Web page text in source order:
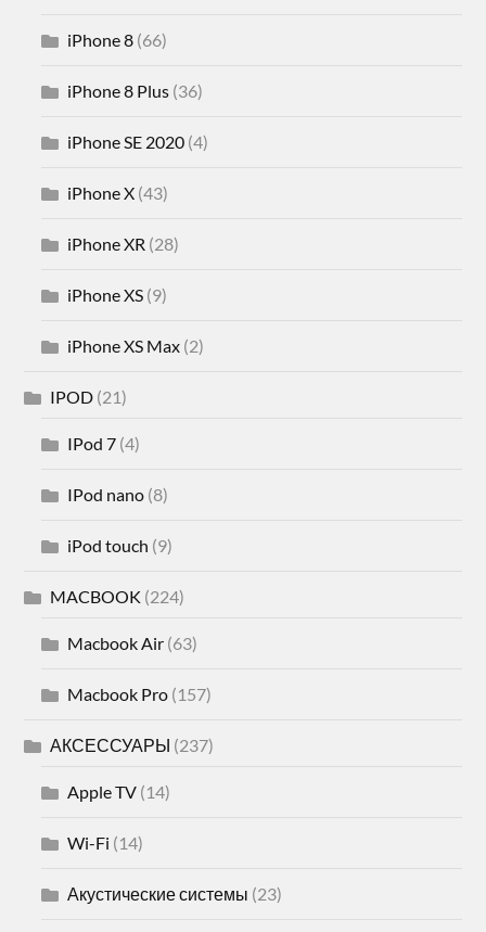
iPhone 8 (66)
iPhone 8 Plus (36)
iPhone SE 2020 (4)
iPhone X (43)
iPhone XR (28)
iPhone XS (9)
iPhone XS Max (2)
IPOD (21)
IPod 7 (4)
IPod nano (8)
iPod touch (9)
MACBOOK (224)
Macbook Air (63)
Macbook Pro (157)
АКСЕССУАРЫ (237)
Apple TV (14)
Wi-Fi (14)
Акустические системы (23)